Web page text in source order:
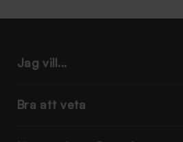
Jag vill...
Bra att veta